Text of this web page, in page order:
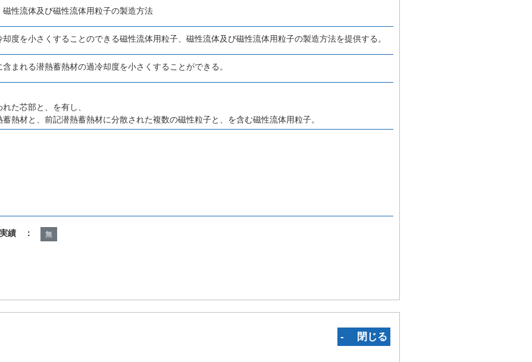
磁性流体及び磁性流体用粒子の製造方法
度を小さくすることのできる磁性流体用粒子、磁性流体及び磁性流体用粒子の製造方法を提供する。
まれる潜熱蓄熱材の過冷却度を小さくすることができる。
た芯部と、を有し、
熱材と、前記潜熱蓄熱材に分散された複数の磁性粒子と、を含む磁性流体用粒子。
績 ： 無
‐ 閉じる